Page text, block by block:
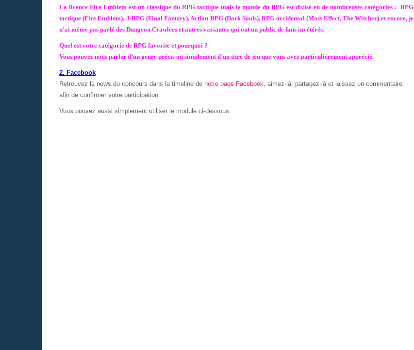
La licence Fire Emblem est un classique du RPG tactique mais le monde du RPG estdivisé en de nombreuses catégories : RPG
tactique (Fire Emblem), J-RPG (Final Fantasy), Action RPG (Dark Souls), RPG occidental (Mass Effect, The Witcher) et encore, je
n’ai même pas parlé des Dungeon Crawlers et autres variantes qui ont un public de fans invétérés.
Quel est votre catégorie de RPG favorite et pourquoi ?
Vous pouvez nous parler d’un genre précis ou simplement d’un titre de jeu que vous avez particulièrement apprécié.
2. Facebook
Retrouvez la news du concours dans la timeline de notre page Facebook , aimez-là, partagez-là et laissez un commentaire
afin de confirmer votre participation.
Vous pouvez aussi simplement utiliser le module ci-dessous :